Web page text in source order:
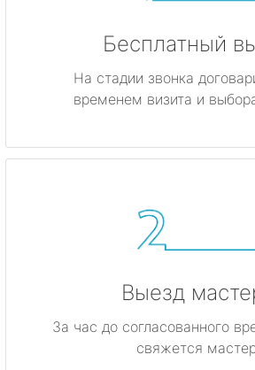
Бесплатный
На стадии звонка
временем визита и
Выезд
За час до согласованного
свяжется